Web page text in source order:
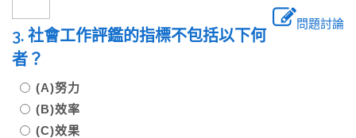
問題討論
3. 社會工作評鑑的指標不包括以下何
者？
(A)努力
(B)效率
(C)效果